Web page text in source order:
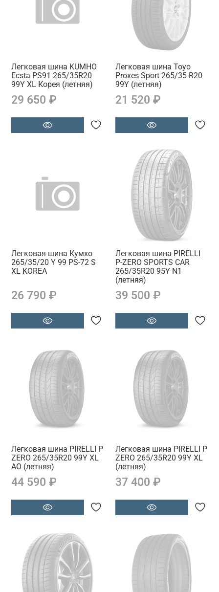
Легковая шина KUMHO
Ecsta PS91 265/35R20
99Y XL Корея (летняя)
29 650 ₽
Легковая шина Toyo
Proxes Sport 265/35-R20
99Y (летняя)
21 520 ₽
Легковая шина Кумхо
265/35/20 Y 99 PS-72 S
XL KOREA
26 790 ₽
Легковая шина PIRELLI
P-ZERO SPORTS CAR
265/35R20 95Y N1
(летняя)
39 500 ₽
Легковая шина PIRELLI P
ZERO 265/35R20 99Y XL
AO (летняя)
44 590 ₽
Легковая шина PIRELLI P
ZERO 265/35R20 99Y XL
(летняя)
37 400 ₽